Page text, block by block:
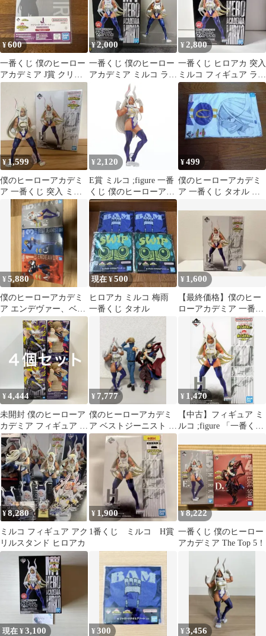
¥600
一番くじ 僕のヒーロー
アカデミア J賞 クリア
ファイル＆ステッカー
ミルコ
¥2,000
一番くじ 僕のヒーロー
アカデミア ミルコ ラス
トワン賞 フィギュア
¥2,800
一番くじ ヒロアカ 突入
ミルコ フィギュア ラス
トワン賞 未開封
¥1,599
僕のヒーローアカデミ
ア 一番くじ 突入 ミル
コ フィギュア ヒロアカ
¥ 2,120
E賞 ミルコ ;figure 一番
くじ 僕のヒーローアカ
デミア The Top 5! フィ
ギュア プライズ バンダ
イスピリッツ
¥499
僕のヒーローアカデミ
ア 一番くじ タオル ミ
¥5,880
僕のヒーローアカデミ
ア エンデヴァー、ベス
トジーニスト、ミル
コ 一番クジ
現在 ¥500
ヒロアカ ミルコ 梅雨
一番くじ タオル
¥ 1,600
【最終価格】僕のヒー
ローアカデミア 一番く
じ 突入 ミルコ フィギ
ュア ヒロアカ
¥4,444
未開封 僕のヒーローア
カデミア フィギュア ミ
ルコ トガヒミコ 2種 4
個セット LF8068 f101
¥ 7,777
僕のヒーローアカデミ
ア ベストジーニスト フ
ィギュア
¥ 1,470
【中古】フィギュア ミ
ルコ ;figure 「一番くじ
ア ～突入～」 H賞 フィ
ギュア
¥8,280
ミルコ フィギュア アク
リルスタンド ヒロアカ
¥ 1,900
1番くじ ミルコ H賞
¥8,222
一番くじ 僕のヒーロー
アカデミア The Top 5！
現在 ¥3,100 ¥300 ¥3,456